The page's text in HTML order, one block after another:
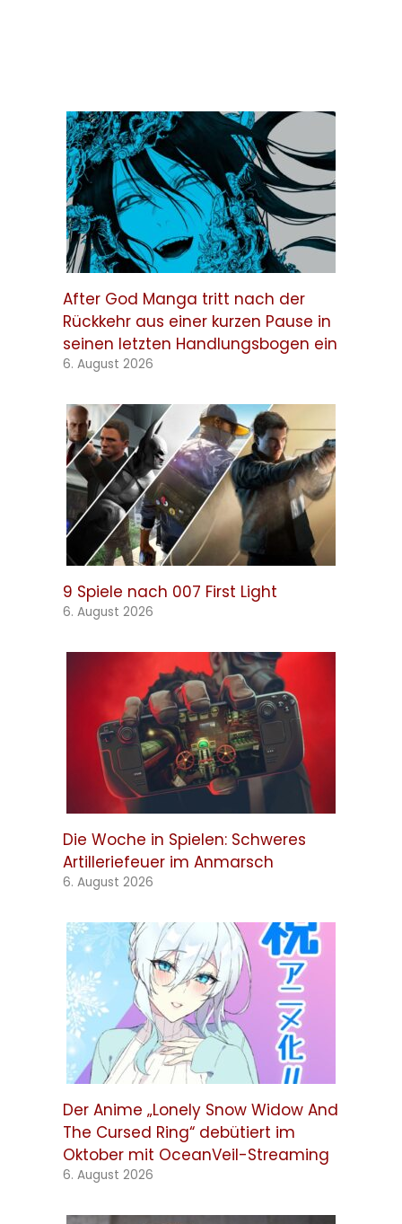
After God Manga tritt nach der
Rückkehr aus einer kurzen Pause in
seinen letzten Handlungsbogen ein
6. August 2026
9 Spiele nach 007 First Light
6. August 2026
Die Woche in Spielen: Schweres
Artilleriefeuer im Anmarsch
6. August 2026
Der Anime „Lonely Snow Widow And
The Cursed Ring“ debütiert im
Oktober mit OceanVeil-Streaming
6. August 2026